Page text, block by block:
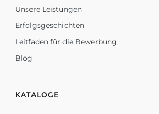
Unsere Leistungen
Erfolgsgeschichten
Leitfaden für die Bewerbung
Blog
KATALOGE